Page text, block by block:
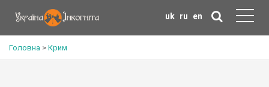
uk ru en
Головна > Крим